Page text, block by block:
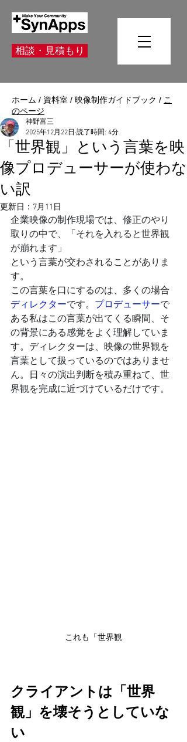
相談・見積もり
ホーム / 資料室 / 映像制作ガイドブック / こ
のページ
「世界観」という言葉を映
像プロデューサーが使わな
い訳
神野富三
2025年12月22日 読了時間: 4分
更新日： 7月11日
企業映像の制作現場では、修正のやり
取りの中で、「それを入れると世界観
が崩れます」
という言葉が交わされることがありま
す。
この言葉を口にするのは、多くの場合
ディレクターです。 プロデューサーで
ある私はこの言葉が出てくる瞬間、そ
の背景にある感覚をよく理解していま
す。ディレクターは、映像の世界観を
言葉として扱っているのではありませ
ん。日々の演出判断を積み重ねて、世
界観を完成に近づけているだけです。
これも「世界観
クライアントは「世界
観」を壊そうとしていな
い